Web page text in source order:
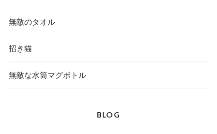
無敵のタオル
招き猫
無敵な水筒マグボトル
BLOG